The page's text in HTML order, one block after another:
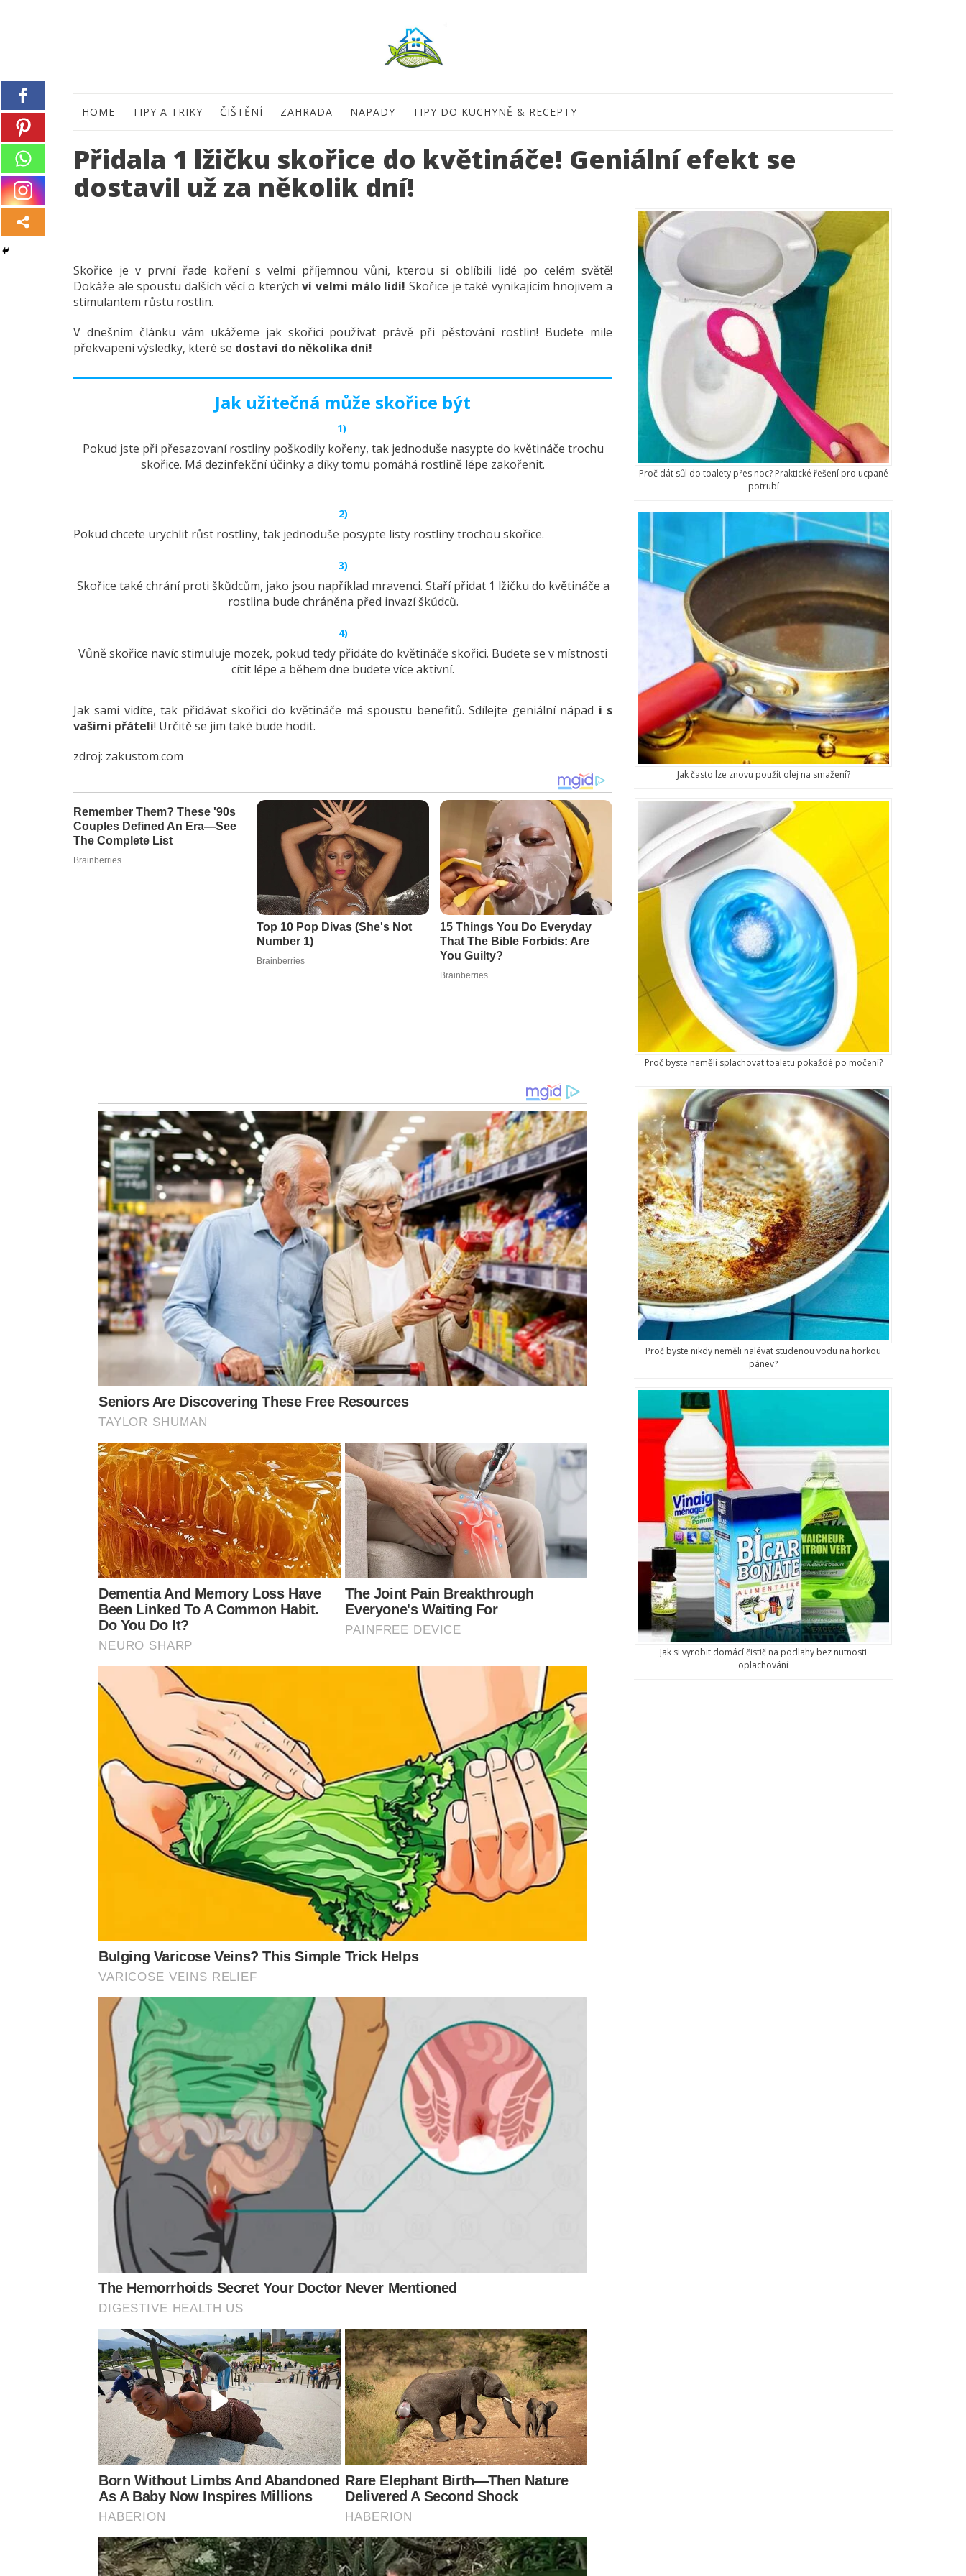
HOME TIPY A TRIKY ČIŠTĚNÍ ZAHRADA NAPADY TIPY DO KUCHYNĚ & RECEPTY
Přidala 1 lžičku skořice do květináče! Geniální efekt se
dostavil už za několik dní!
Skořice je v první řade koření s velmi příjemnou vůni, kterou si oblíbili lidé po celém světě!
Dokáže ale spoustu dalších věcí o kterýchví velmi málo lidí! Skořice je také vynikajícím hnojivem a
stimulantem růstu rostlin.
V dnešním článku vám ukážeme jak skořici používat právě při pěstování rostlin! Budete mile
překvapeni výsledky, které se dostaví do několika dní!
Jak užitečná může skořice být
1)
Pokud jste při přesazovaní rostliny poškodily kořeny, tak jednoduše nasypte do květináče trochu
skořice. Má dezinfekční účinky a díky tomu pomáhá rostlině lépe zakořenit.
2)
Pokud chcete urychlit růst rostliny, tak jednoduše posypte listy rostliny trochou skořice.
3)
Skořice také chrání proti škůdcům, jako jsou například mravenci. Staří přidat 1 lžičku do květináče a
rostlina bude chráněna před invazí škůdců.
4)
Vůně skořice navíc stimuluje mozek, pokud tedy přidáte do květináče skořici. Budete se v místnosti
cítit lépe a během dne budete více aktivní.
Jak sami vidíte, tak přidávat skořici do květináče má spoustu benefitů. Sdílejte geniální nápad i s
vašimi přáteli! Určitě se jim také bude hodit.
zdroj: zakustom.com
Proč dát sůl do toalety přes noc? Praktické řešení pro ucpané
potrubí
Jak často lze znovu použít olej na smažení?
Proč byste neměli splachovat toaletu pokaždé po močení?
Proč byste nikdy neměli nalévat studenou vodu na horkou
pánev?
Jak si vyrobit domácí čistič na podlahy bez nutnosti
oplachování